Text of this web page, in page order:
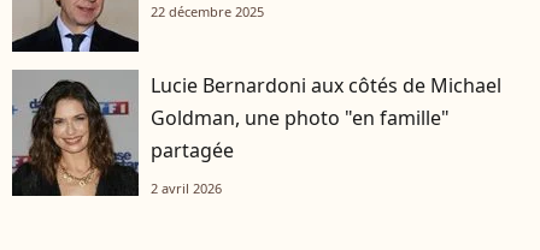
22 décembre 2025
Lucie Bernardoni aux côtés de Michael
Goldman, une photo "en famille"
partagée
2 avril 2026